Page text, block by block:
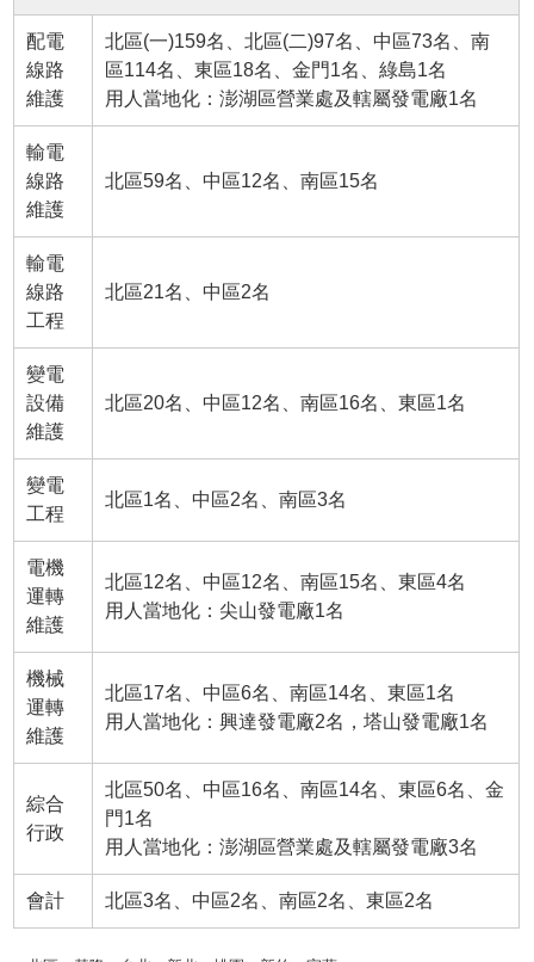
配電
線路
維護
北區(一)159名、北區(二)97名、中區73名、南
區114名、東區18名、金門1名、綠島1名
用人當地化：澎湖區營業處及轄屬發電廠1名
輸電
線路
維護
北區59名、中區12名、南區15名
輸電
線路
工程
北區21名、中區2名
變電
設備
維護
北區20名、中區12名、南區16名、東區1名
變電
工程
北區1名、中區2名、南區3名
電機
運轉
維護
北區12名、中區12名、南區15名、東區4名
用人當地化：尖山發電廠1名
機械
運轉
維護
北區17名、中區6名、南區14名、東區1名
用人當地化：興達發電廠2名，塔山發電廠1名
綜合
行政
北區50名、中區16名、南區14名、東區6名、金
門1名
用人當地化：澎湖區營業處及轄屬發電廠3名
會計 北區3名、中區2名、南區2名、東區2名